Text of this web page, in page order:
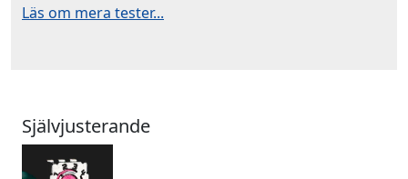
Läs om mera tester...
Självjusterande